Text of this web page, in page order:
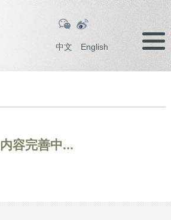
中文 English
内容完善中...